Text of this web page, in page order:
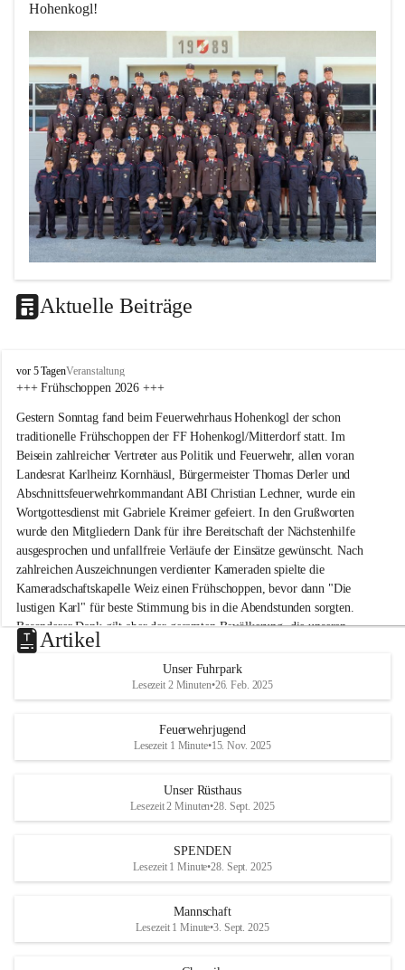
Hohenkogl!
Aktuelle Beiträge
F
F
o
h
e
n
k
o
g
l
-
M
i
t
t
e
r
r
vor 5 TagenVeranstaltung
+++ Frühschoppen 2026 +++
Gestern Sonntag fand beim Feuerwehrhaus Hohenkogl der schon
traditionelle Frühschoppen der FF Hohenkogl/Mitterdorf statt. Im
Beisein zahlreicher Vertreter aus Politik und Feuerwehr, allen voran
Landesrat Karlheinz Kornhäusl, Bürgermeister Thomas Derler und
Abschnittsfeuerwehrkommandant ABI Christian Lechner, wurde ein
Wortgottesdienst mit Gabriele Kreimer gefeiert. In den Grußworten
wurde den Mitgliedern Dank für ihre Bereitschaft der Nächstenhilfe
ausgesprochen und unfallfreie Verläufe der Einsätze gewünscht. Nach
zahlreichen Auszeichnungen verdienter Kameraden spielte die
Kameradschaftskapelle Weiz einen Frühschoppen, bevor dann "Die
lustigen Karl" für beste Stimmung bis in die Abendstunden sorgten.
Besonderer Dank gilt aber der gesamten Bevölkerung, die unseren
Frühschoppen trotz hochsommerlichen Temperaturen besuchte. Der
Reinerlös des Festes kommt natürlich wieder der Verbesserung der
Ausrüstung und somit der Einsatzbereitschaft der FF
Hohenkogl/Mitterdorf zugute!
HERZLICHEN DANK FÜR IHREN BESUCH!
Artikel
Unser Fuhrpark
Lesezeit 2 Minuten•26. Feb. 2025
Feuerwehrjugend
Lesezeit 1 Minute•15. Nov. 2025
Unser Rüsthaus
Lesezeit 2 Minuten•28. Sept. 2025
SPENDEN
Lesezeit 1 Minute•28. Sept. 2025
Mannschaft
Lesezeit 1 Minute•3. Sept. 2025